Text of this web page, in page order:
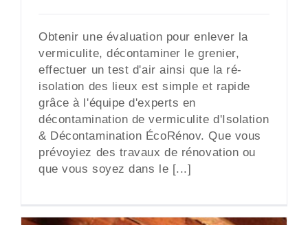
Obtenir une évaluation pour enlever la
vermiculite, décontaminer le grenier,
effectuer un test d'air ainsi que la ré-
isolation des lieux est simple et rapide
grâce à l'équipe d'experts en
décontamination de vermiculite d'Isolation
& Décontamination ÉcoRénov. Que vous
prévoyiez des travaux de rénovation ou
que vous soyez dans le [...]